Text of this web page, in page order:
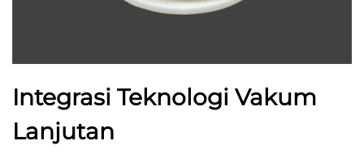
Integrasi Teknologi Vakum
Lanjutan